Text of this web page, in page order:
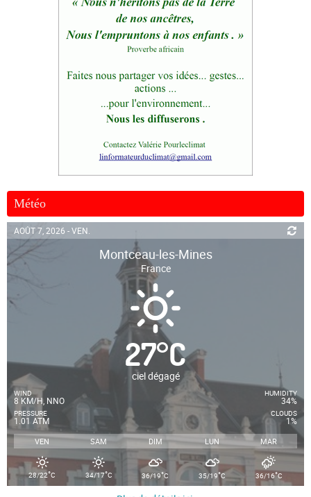
Météo
AOÛT 7, 2026 - VEN.
Montceau-les-Mines
France
27°C
ciel dégagé
WIND
8 KM/H, NNO
PRESSURE
1.01 ATM
HUMIDITY
34%
CLOUDS
1%
VEN SAM DIM LUN MAR
28/22°C 34/17°C 36/19°C 35/19°C 36/16°C